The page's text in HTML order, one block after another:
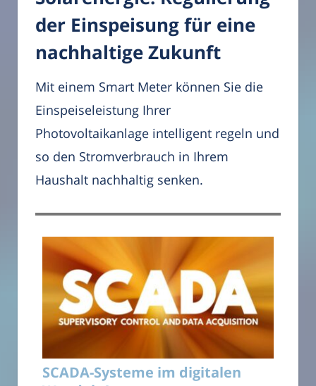
der Einspeisung für eine
nachhaltige Zukunft
Mit einem Smart Meter können Sie die
Einspeiseleistung Ihrer
Photovoltaikanlage intelligent regeln und
so den Stromverbrauch in Ihrem
Haushalt nachhaltig senken.
SCADA-Systeme im digitalen